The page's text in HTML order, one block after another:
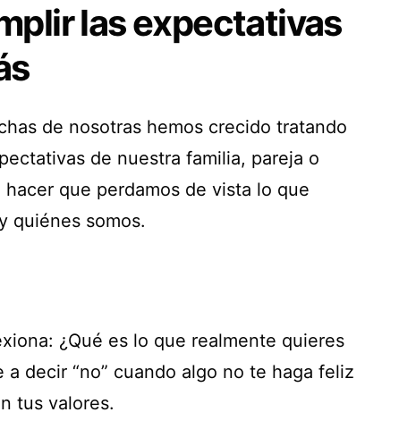
las expectativas
de nosotras hemos crecido tratando
de nuestra familia, pareja o
que perdamos de vista lo que
quiénes somos.
¿Qué es lo que realmente quieres
a decir “no” cuando algo no te haga feliz
tus valores.